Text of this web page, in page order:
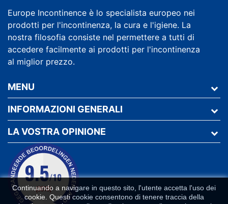
Europe Incontinence è lo specialista europeo nei
prodotti per l'incontinenza, la cura e l'igiene. La
nostra filosofia consiste nel permettere a tutti di
accedere facilmente ai prodotti per l'incontinenza
al miglior prezzo.
MENU
INFORMAZIONI GENERALI
Continuando a navigare in questo sito, l'utente accetta l'uso dei
cookie. Questi cookie consentono di tenere traccia della
LA VOSTRA OPINIONE